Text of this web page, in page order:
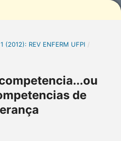
(2012): REV ENFERM UFPI /
de